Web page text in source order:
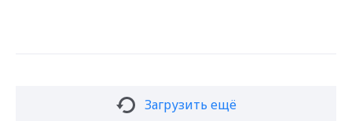
Загрузить ещё